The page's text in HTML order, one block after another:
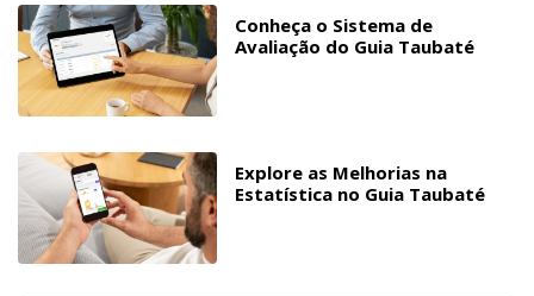
Conheça o Sistema de
Avaliação do Guia Taubaté
Explore as Melhorias na
Estatística no Guia Taubaté